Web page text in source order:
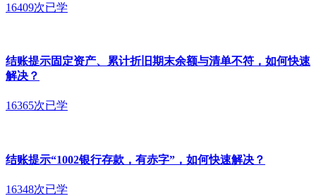
16409次已学
结账提示固定资产、累计折旧期末余额与清单不符，如何快速
解决？
16365次已学
结账提示“1002银行存款，有赤字”，如何快速解决？
16348次已学